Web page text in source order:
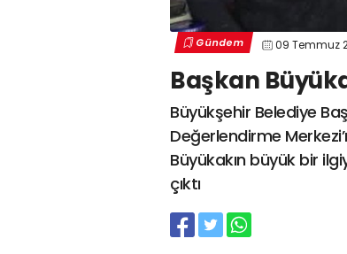
Gündem 09 Temmuz
Başkan
Büyükşehir Belediye
Değerlendirme
Büyükakın büyük bir
çıktı